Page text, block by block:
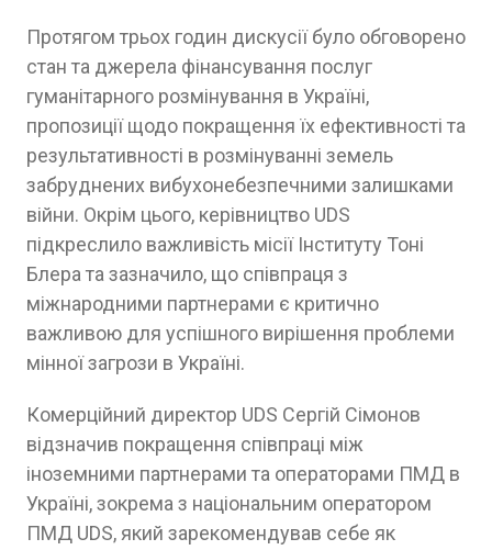
Протягом трьох годин дискусії було обговорено
стан та джерела фінансування послуг
гуманітарного розмінування в Україні,
пропозиції щодо покращення їх ефективності та
результативності в розмінуванні земель
забруднених вибухонебезпечними залишками
війни. Окрім цього, керівництво UDS
підкреслило важливість місії Інституту Тоні
Блера та зазначило, що співпраця з
міжнародними партнерами є критично
важливою для успішного вирішення проблеми
мінної загрози в Україні.
Комерційний директор UDS Сергій Сімонов
відзначив покращення співпраці між
іноземними партнерами та операторами ПМД в
Україні, зокрема з національним оператором
ПМД UDS, який зарекомендував себе як